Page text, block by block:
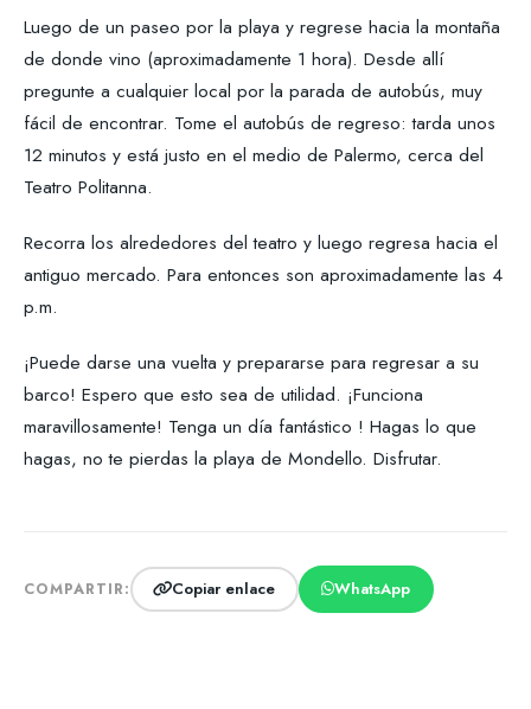
Luego de un paseo por la playa y regrese hacia la montaña
de donde vino (aproximadamente 1 hora). Desde allí
pregunte a cualquier local por la parada de autobús, muy
fácil de encontrar. Tome el autobús de regreso: tarda unos
12 minutos y está justo en el medio de Palermo, cerca del
Teatro Politanna.
Recorra los alrededores del teatro y luego regresa hacia el
antiguo mercado. Para entonces son aproximadamente las 4
p.m.
¡Puede darse una vuelta y prepararse para regresar a su
barco! Espero que esto sea de utilidad. ¡Funciona
maravillosamente! Tenga un día fantástico ! Hagas lo que
hagas, no te pierdas la playa de Mondello. Disfrutar.
COMPARTIR: Copiar enlace WhatsApp